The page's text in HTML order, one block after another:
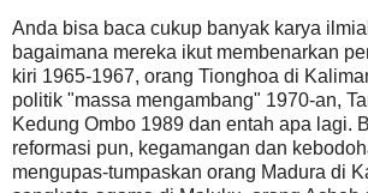
Anda bisa baca cukup banyak karya
bagaimana mereka ikut membenarkan
kiri 1965-1967, orang Tionghoa di
politik "massa mengambang" 1970-an,
Kedung Ombo 1989 dan entah apa lagi.
reformasi pun, kegamangan dan
mengupas-tumpaskan orang Madura di